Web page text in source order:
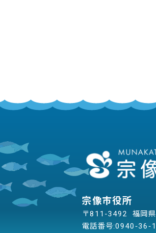
宗像市役所
〒811-3492 福岡
電話番号:0940-36-